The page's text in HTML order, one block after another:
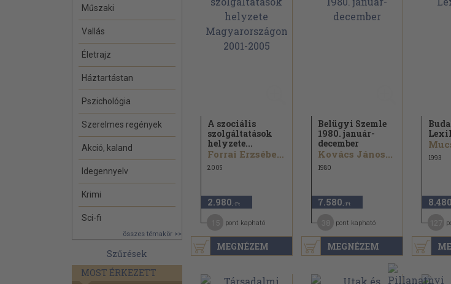
Műszaki
Vallás
Életrajz
Háztartástan
Pszichológia
Szerelmes regények
Akció, kaland
Idegennyelv
Krimi
Sci-fi
összes témakör >>
Szűrések
MOST ÉRKEZETT
MEGNÉZEM
A szociális
szolgáltatások
helyzete...
Forrai Erzsébet...
2005
2.980 ,-Ft
pont kapható
MEGNÉZEM
Belügyi Szemle
1980. január-
december
Kovács János...
1980
7.580 ,-Ft
pont kapható
1993
8.480